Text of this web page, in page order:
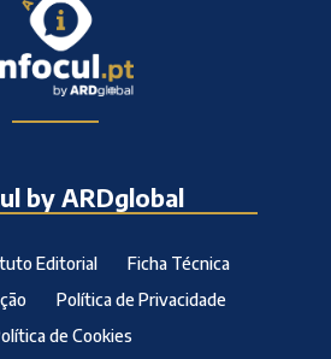
by ARDglobal
Editorial
Ficha Técnica
Política de Privacidade
de Cookies